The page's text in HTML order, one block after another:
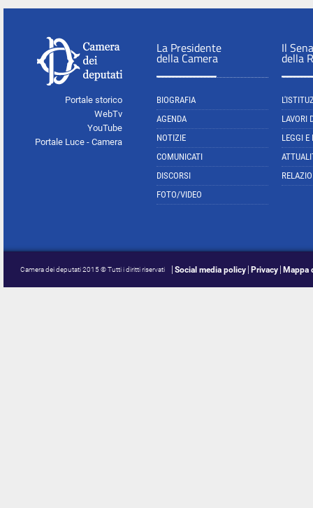
Portale storico
WebTv
YouTube
Portale Luce - Camera
La Presidente
della Camera
BIOGRAFIA
AGENDA
NOTIZIE
COMUNICATI
DISCORSI
FOTO/VIDEO
Il
della
LAVORI
LEGGI E
Camera dei deputati 2015 © Tutti i diritti riservati Social media policy Privacy Mappa